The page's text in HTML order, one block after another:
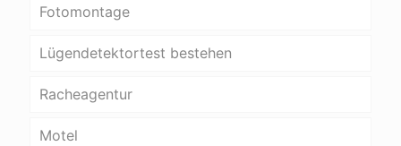
Fotomontage
Lügendetektortest bestehen
Racheagentur
Motel